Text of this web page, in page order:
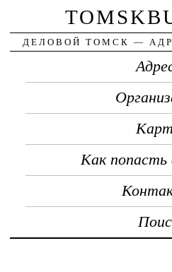
ДЕЛОВОЙ ТОМСК —
Как попасть